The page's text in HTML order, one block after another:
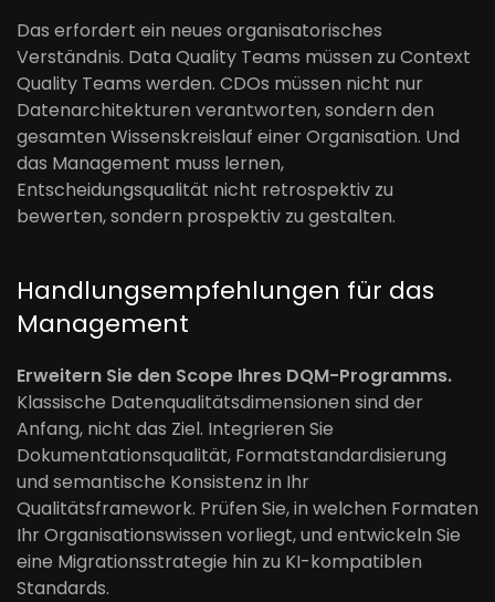
Das erfordert ein neues organisatorisches
Verständnis. Data Quality Teams müssen zu Context
Quality Teams werden. CDOs müssen nicht nur
Datenarchitekturen verantworten, sondern den
gesamten Wissenskreislauf einer Organisation. Und
das Management muss lernen,
Entscheidungsqualität nicht retrospektiv zu
bewerten, sondern prospektiv zu gestalten.
Handlungsempfehlungen für das
Management
Erweitern Sie den Scope Ihres DQM-Programms.
Klassische Datenqualitätsdimensionen sind der
Anfang, nicht das Ziel. Integrieren Sie
Dokumentationsqualität, Formatstandardisierung
und semantische Konsistenz in Ihr
Qualitätsframework. Prüfen Sie, in welchen Formaten
Ihr Organisationswissen vorliegt, und entwickeln Sie
eine Migrationsstrategie hin zu KI-kompatiblen
Standards.